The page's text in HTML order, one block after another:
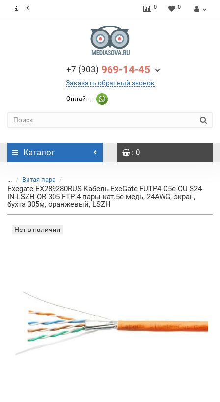
0 0
+7 (903) 969-14-45
Заказать обратный звонок
Онлайн -
Каталог : 0
... Витая пара
Exegate EX289280RUS Кабель ExeGate FUTP4-C5e-CU-S24-
IN-LSZH-OR-305 FTP 4 пары кат.5e медь, 24AWG, экран,
бухта 305м, оранжевый, LSZH
Нет в наличии